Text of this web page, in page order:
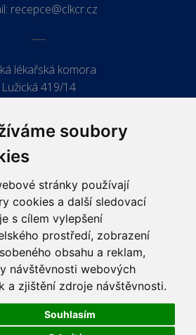
soubory
stránky používají
cookies a další sledovací
s cílem vylepšení
prostředí, zobrazení
obsahu a reklam,
návštěvnosti webových
a zjištění zdroje návštěvnosti.
Souhlasím
recepce@clkcr.cz
lékařská komora
Lužická 419/14
ODKAZY
PRO LÉKAŘE
VEŘEJNOST
VZDĚLÁVÁNÍ